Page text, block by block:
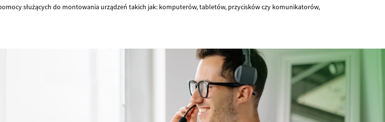
służących do montowania urządzeń takich jak: komputerów, tabletów, przycisków czy komunikatorów,